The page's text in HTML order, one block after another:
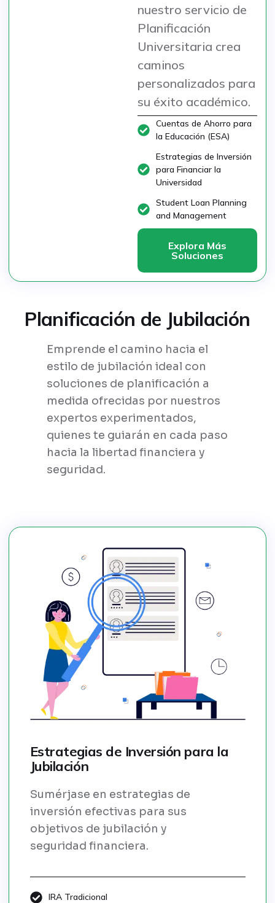
nuestro servicio de
Planificación
Universitaria crea
caminos
personalizados para
su éxito académico.
Cuentas de Ahorro para
la Educación (ESA)
Estrategias de Inversión
para Financiar la
Universidad
Student Loan Planning
and Management
Explora Más
Soluciones
Planificación de Jubilación
Emprende el camino hacia el
estilo de jubilación ideal con
soluciones de planificación a
medida ofrecidas por nuestros
expertos experimentados,
quienes te guiarán en cada paso
hacia la libertad financiera y
seguridad.
Estrategias de Inversión para la
Jubilación
Sumérjase en estrategias de
inversión efectivas para sus
objetivos de jubilación y
seguridad financiera.
IRA Tradicional